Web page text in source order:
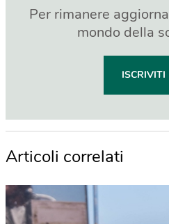
Per rimanere
mondo della
ISCRIVITI
Articoli correlati